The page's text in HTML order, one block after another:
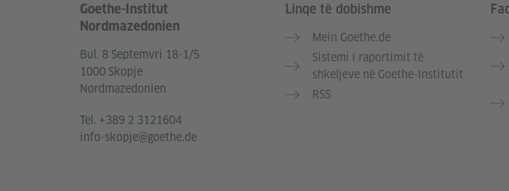
Service- und Informationsbereich
Goethe-Institut
Nordmazedonien
Bul. 8 Septemvri 18-1/5
1000 Skopje
Nordmazedonien
Tel. +389 2 3121604
info-skopje@goethe.de
Linqe të dobishme
Mein Goethe.de
Sistemi i raportimit të
shkeljeve në Goethe-Institutit
RSS